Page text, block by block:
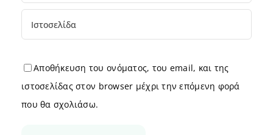
Αποθήκευση του ονόματος, του email, και της
ιστοσελίδας στον browser μέχρι την επόμενη φορά
που θα σχολιάσω.